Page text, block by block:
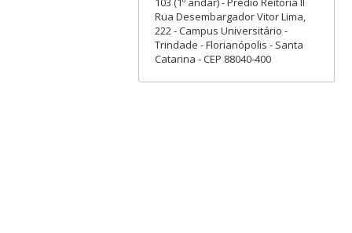
Rua Desembargador Vitor Lima,
222 - Campus Universitário -
Trindade - Florianópolis - Santa
Catarina - CEP 88040-400